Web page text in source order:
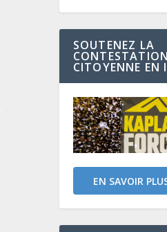
SOUTENEZ LA
CONTESTATION
CITOYENNE EN
EN SAVOIR